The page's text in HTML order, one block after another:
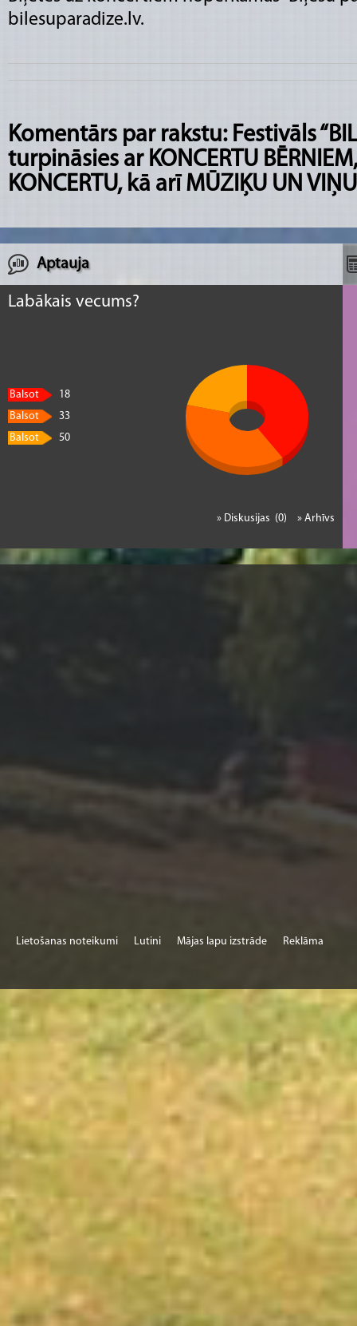
bilesuparadize.lv.
Komentārs par rakstu: Festivāls
turpināsies ar KONCERTU
KONCERTU, kā arī MŪZIĶU UN
Aptauja
Labākais vecums?
Balsot
18
Balsot
33
Balsot
50
» Arhīvs
» Diskusijas (0)
Lietošanas noteikumi Lutini Mājas lapu izstrāde Reklāma